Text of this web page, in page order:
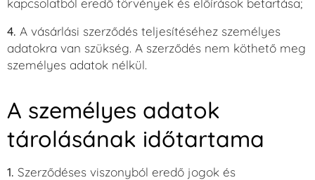
kapcsolatból eredő törvények és előírások betartása;
4. A vásárlási szerződés teljesítéséhez személyes
adatokra van szükség. A szerződés nem köthető meg
személyes adatok nélkül.
A személyes adatok
tárolásának időtartama
1. Szerződéses viszonyból eredő jogok és